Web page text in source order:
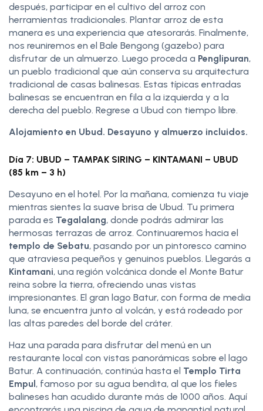
después, participar en el cultivo del arroz con
herramientas tradicionales. Plantar arroz de esta
manera es una experiencia que atesorarás. Finalmente,
nos reuniremos en el Bale Bengong (gazebo) para
disfrutar de un almuerzo. Luego proceda a Penglipuran,
un pueblo tradicional que aún conserva su arquitectura
tradicional de casas balinesas. Estas típicas entradas
balinesas se encuentran en fila a la izquierda y a la
derecha del pueblo. Regrese a Ubud con tiempo libre.
Alojamiento en Ubud. Desayuno y almuerzo incluidos.
Día 7: UBUD – TAMPAK SIRING – KINTAMANI – UBUD
(85 km – 3 h)
Desayuno en el hotel. Por la mañana, comienza tu viaje
mientras sientes la suave brisa de Ubud. Tu primera
parada es Tegalalang, donde podrás admirar las
hermosas terrazas de arroz. Continuaremos hacia el
templo de Sebatu, pasando por un pintoresco camino
que atraviesa pequeños y genuinos pueblos. Llegarás a
Kintamani, una región volcánica donde el Monte Batur
reina sobre la tierra, ofreciendo unas vistas
impresionantes. El gran lago Batur, con forma de media
luna, se encuentra junto al volcán, y está rodeado por
las altas paredes del borde del cráter.
Haz una parada para disfrutar del menú en un
restaurante local con vistas panorámicas sobre el lago
Batur. A continuación, continúa hasta el Templo Tirta
Empul, famoso por su agua bendita, al que los fieles
balineses han acudido durante más de 1000 años. Aquí